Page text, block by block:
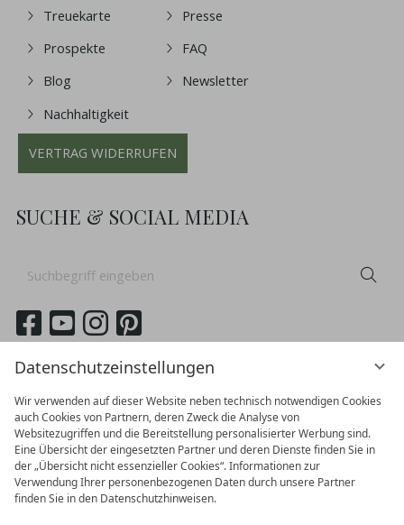
Datenschutzeinstellungen
Wir verwenden auf dieser Website neben technisch notwendigen Cookies
auch Cookies von Partnern, deren Zweck die Analyse von
Websitezugriffen und die Bereitstellung personalisierter Werbung sind.
Eine Übersicht der eingesetzten Partner und deren Dienste finden Sie in
der „Übersicht nicht essenzieller Cookies“. Informationen zur
Verwendung Ihrer personenbezogenen Daten durch unsere Partner
finden Sie in den Datenschutzhinweisen.
Treuekarte
Prospekte
Blog
Nachhaltigkeit
Presse
FAQ
Newsletter
VERTRAG WIDERRUFEN
SUCHE & SOCIAL MEDIA
Suchbegriff
German English